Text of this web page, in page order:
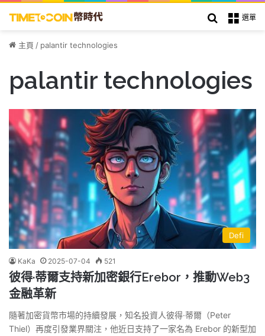
選單
搜索
主頁 / palantir technologies
palantir technologies
Defi
KaKa 2025-07-04 521
彼得·蒂爾支持新加密銀行Erebor，推動Web3
金融革新
隨著加密貨幣市場的持續發展，知名投資人彼得·蒂爾（Peter
Thiel）再度引發業界關注，他近日支持了一家名為 Erebor 的新型加